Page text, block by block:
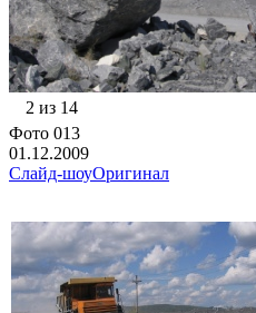
2 из 14
Фото 013
01.12.2009
Слайд-шоуОригинал